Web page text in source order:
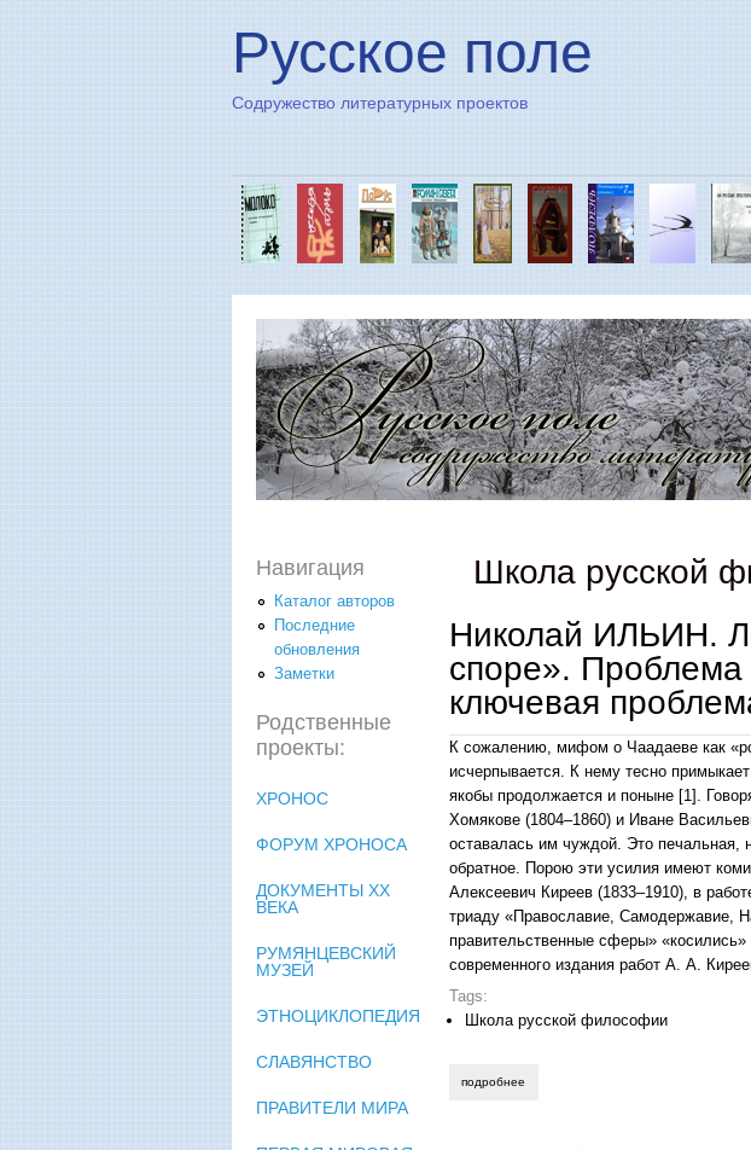
Русское поле
Содружество литературных проектов
Школа русской
Николай ИЛЬИН.
споре». Проблема
ключевая
К сожалению, мифом о Чаадаеве как
исчерпывается. К нему тесно
якобы продолжается и поныне [1].
Хомякове (1804–1860) и Иване
оставалась им чуждой. Это печальная,
обратное. Порою эти усилия имеют
Алексеевич Киреев (1833–1910), в
триаду «Православие, Самодержавие,
правительственные сферы»
современного издания работ А. А.
Tags:
Школа русской философии
подробнее
Навигация
Каталог авторов
Последние
обновления
Заметки
Родственные
проекты:
ХРОНОС
ФОРУМ ХРОНОСА
ДОКУМЕНТЫ XX
ВЕКА
РУМЯНЦЕВСКИЙ
МУЗЕЙ
ЭТНОЦИКЛОПЕДИЯ
СЛАВЯНСТВО
ПРАВИТЕЛИ МИРА